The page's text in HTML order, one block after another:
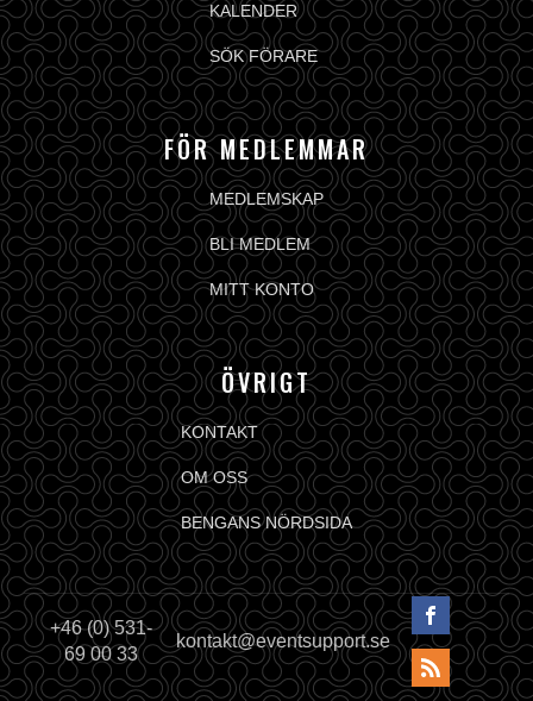
KALENDER
SÖK FÖRARE
FÖR MEDLEMMAR
MEDLEMSKAP
BLI MEDLEM
MITT KONTO
ÖVRIGT
KONTAKT
OM OSS
BENGANS NÖRDSIDA
+46 (0) 531-
69 00 33
kontakt@eventsupport.se